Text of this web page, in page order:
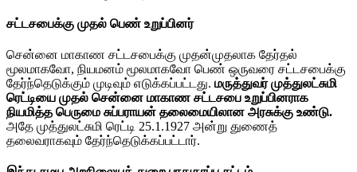
சட்டசபைக்கு முதல் பெண் உறுப்பினர்
சென்னை மாகாண சட்டசபைக்கு முதன்முதலாக தேர்தல்
மூலமாகவோ, நியமனம் மூலமாகவோ பெண் ஒருவரை சட்டசபைக்கு
தேர்ந்தெடுக்கும் முடிவும் எடுக்கப்பட்டது. மருத்துவர் முத்துலட்சுமி
ரெட்டியை முதல் சென்னை மாகாண சட்டசபை உறுப்பினராக
நியமித்த பெருமை சுப்பராயன் தலைமையிலான அரசுக்கு உண்டு.
அதே முத்துலட்சுமி ரெட்டி 25.1.1927 அன்று துணைத்
தலைவராகவும் தேர்ந்தெடுக்கப்பட்டார்.